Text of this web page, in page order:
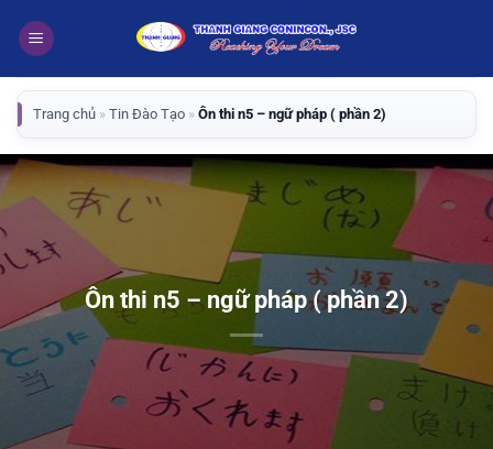
qua
dung
Trang chủ » Tin Đào Tạo » Ôn thi n5 – ngữ pháp ( phần 2)
Ôn thi n5 – ngữ pháp ( phần 2)